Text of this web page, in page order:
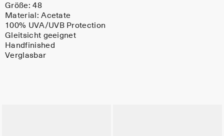
Größe: 48
Material:Acetate
100% UVA/UVB Protection
Gleitsicht geeignet
Handfinished
Verglasbar